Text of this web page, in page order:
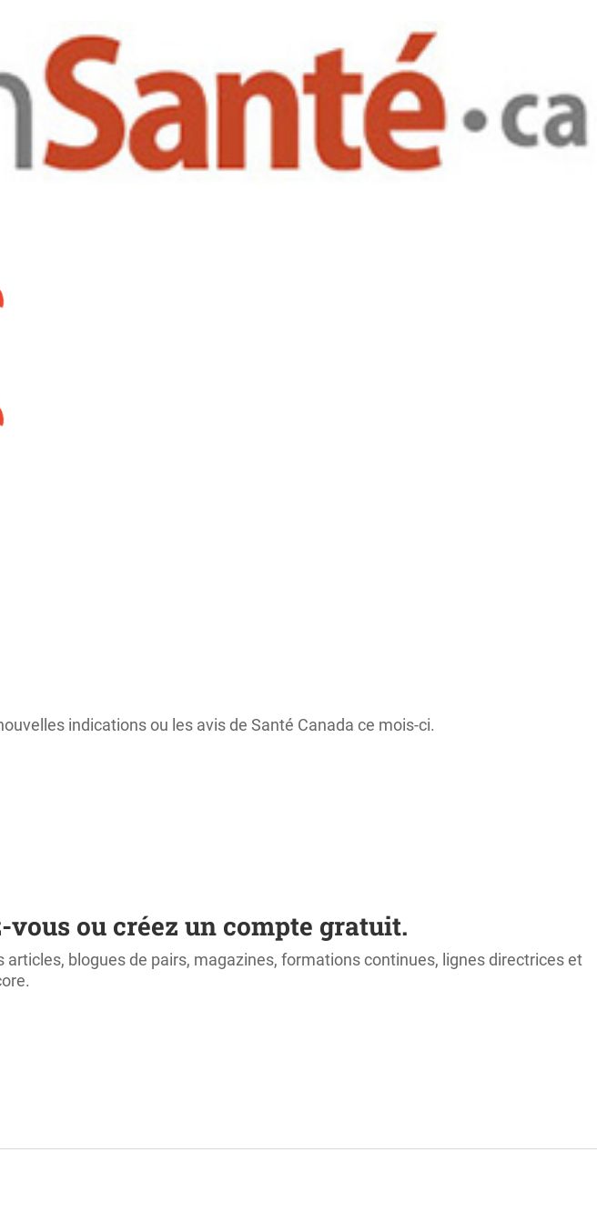
indications ou les avis de Santé Canada ce mois-ci.
ou créez un compte gratuit.
blogues de pairs, magazines, formations continues, lignes directrices et